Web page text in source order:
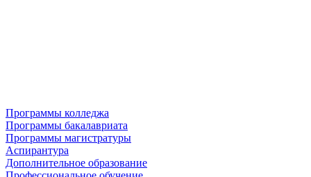
Программы колледжа
Программы бакалавриата
Программы магистратуры
Аспирантура
Дополнительное образование